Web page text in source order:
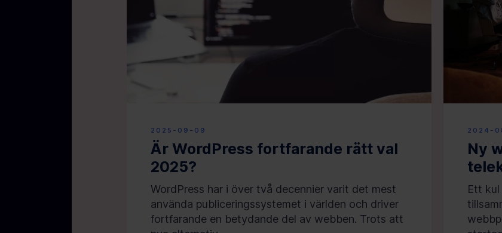
2025-09-09
Är WordPress fortfarande rätt val
2025?
WordPress har i över två decennier varit det mest
använda publiceringssystemet i världen och driver
fortfarande en betydande del av webben. Trots att
2024-
Ny
Ett kul